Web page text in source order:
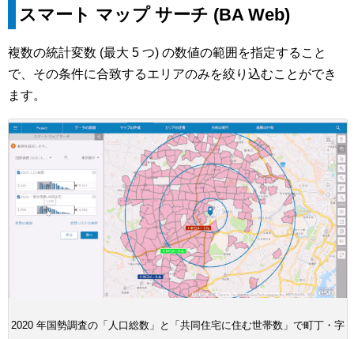
スマート マップ サーチ (BA Web)
複数の統計変数 (最大 5 つ) の数値の範囲を指定すること
で、その条件に合致するエリアのみを絞り込むことができ
ます。
2020 年国勢調査の「人口総数」と「共同住宅に住む世帯数」で町丁・字